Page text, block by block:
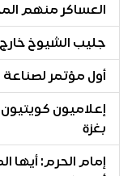
العساكر منهم
جليب الشيوخ خارج
أول مؤتمر لصناعة
إعلاميون
بغزة
إمام الحرم: أيها